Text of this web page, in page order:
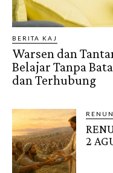
BERITA KAJ
Warsen dan
Belajar Tanpa
dan Terhubung
2